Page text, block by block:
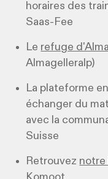
horaires des
Saas-Fee
Le refuge
Almagelleralp)
La plateforme
échanger du
avec la
Suisse
Retrouvez notre